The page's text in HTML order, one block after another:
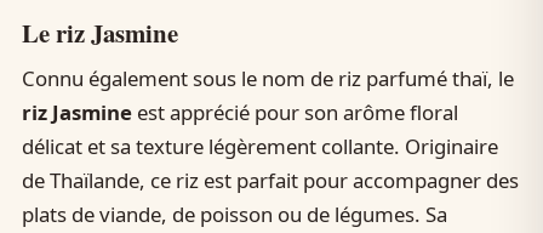
Le riz Jasmine
Connu également sous le nom de riz parfumé thaï, le
riz Jasmineest apprécié pour son arôme floral
délicat et sa texture légèrement collante. Originaire
de Thaïlande, ce riz est parfait pour accompagner des
plats de viande, de poisson ou de légumes. Sa